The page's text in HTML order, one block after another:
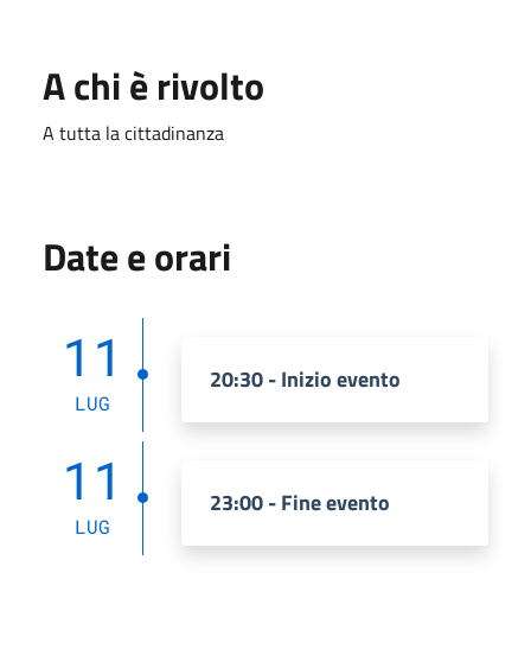
A chi è rivolto
A tutta la cittadinanza
Date e orari
11
LUG
20:30 - Inizio evento
11
LUG
23:00 - Fine evento